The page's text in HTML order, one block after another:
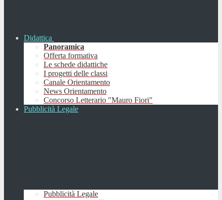
Didattica
Panoramica
Offerta formativa
Le schede didattiche
I progetti delle classi
Canale Orientamento
News Orientamento
Concorso Letterario "Mauro Fiori"
Pubblicità Legale
Pubblicità Legale